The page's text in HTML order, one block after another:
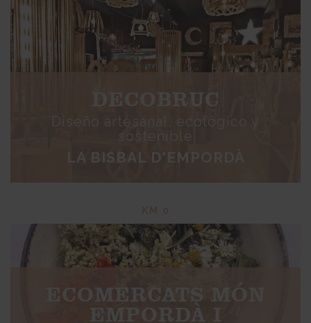
DECOBRUC
Diseño artesanal, ecológico y
sostenible
LA BISBAL D'EMPORDÀ
ECOMERCATS MÓN
EMPORDÀ I